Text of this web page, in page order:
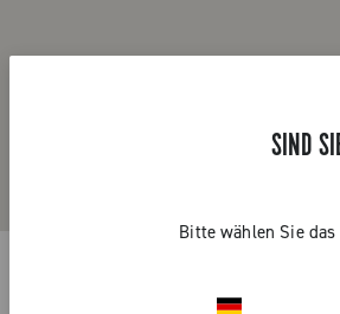
SIND
Bitte wählen Sie